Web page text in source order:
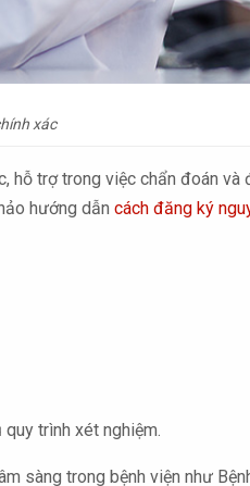
xác
hỗ trợ trong việc chẩn đoán và
hướng dẫn cách đăng ký
trình xét nghiệm.
sàng trong bệnh viện như